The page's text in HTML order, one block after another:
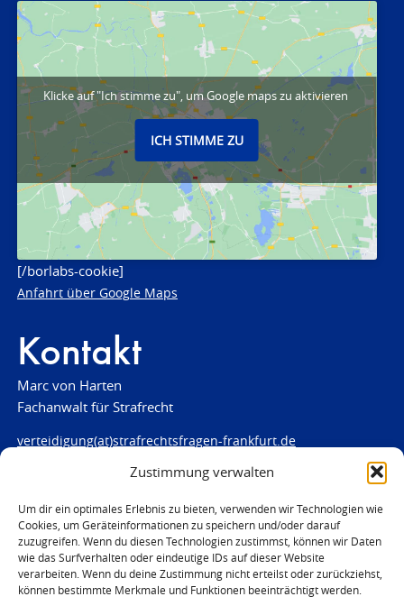
Zustimmung verwalten
Um dir ein optimales Erlebnis zu bieten, verwenden wir Technologien wie
Cookies, um Geräteinformationen zu speichern und/oder darauf
zuzugreifen. Wenn du diesen Technologien zustimmst, können wir Daten
wie das Surfverhalten oder eindeutige IDs auf dieser Website
verarbeiten. Wenn du deine Zustimmung nicht erteilst oder zurückziehst,
können bestimmte Merkmale und Funktionen beeinträchtigt werden.
Klicke auf "Ich stimme zu", um Google maps zu aktivieren
ICH STIMME ZU
[/borlabs-cookie]
Anfahrt über Google Maps
Kontakt
Marc von Harten
Fachanwalt für Strafrecht
verteidigung(at)strafrechtsfragen-frankfurt.de
www.strafrechtsfragen-frankfurt.de
Louisenstraße 84
61348 Bad Homburg
Telefon:06172 - 66 28 00
Telefax: 06172 - 66 28 01